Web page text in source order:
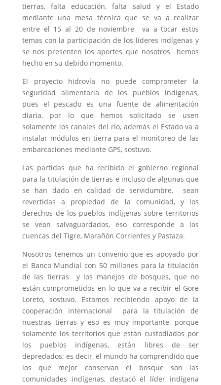
tierras, falta educación, falta salud y el Estado
mediante una mesa técnica que se va a realizar
entre el 15 al 20 de noviembre va a tocar estos
temas con la participación de los líderes indígenas y
se nos presenten los aportes que nosotros hemos
hecho en su debido momento.
El proyecto hidrovía no puede comprometer la
seguridad alimentaria de los pueblos indígenas,
pues el pescado es una fuente de alimentación
diaria, por lo que hemos solicitado se usen
solamente los canales del río, además el Estado va a
instalar módulos en tierra para el monitoreo de las
embarcaciones mediante GPS, sostuvo.
Las partidas que ha recibido el gobierno regional
para la titulación de tierras e incluso de algunas que
se han dado en calidad de servidumbre, sean
revertidas a propiedad de la comunidad, y los
derechos de los pueblos indígenas sobre territorios
se vean salvaguardados, eso corresponde a las
cuencas del Tigre, Marañón Corrientes y Pastaza.
Nosotros tenemos un convenio que es apoyado por
el Banco Mundial con 50 millones para la titulación
de las tierras y los manejos de bosques, que no
están comprometidos en lo que va a recibir el Gore
Loreto, sostuvo. Estamos recibiendo apoyo de la
cooperación internacional para la titulación de
nuestras tierras y eso es muy importante, porque
solamente los territorios que están custodiados por
los pueblos indígenas, están libres de ser
depredados; es decir, el mundo ha comprendido que
los que mejor conservan el bosque son las
comunidades indígenas, destacó el líder indígena